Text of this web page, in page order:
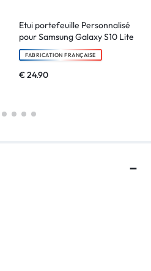
Etui portefeuille Personnalisé
pour Samsung Galaxy S10 Lite
FABRICATION FRANÇAISE
€24.90